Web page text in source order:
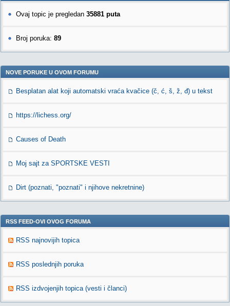
Ovaj topic je pregledan 35881 puta
Broj poruka: 89
NOVE PORUKE U OVOM FORUMU
Besplatan alat koji automatski vraća kvačice (č, ć, š, ž, đ) u tekst
https://lichess.org/
Causes of Death
Moj sajt za SPORTSKE VESTI
Dirt (poznati, "poznati" i njihove nekretnine)
RSS FEED-OVI OVOG FORUMA
RSS najnovijih topica
RSS poslednjih poruka
RSS izdvojenjih topica (vesti i članci)